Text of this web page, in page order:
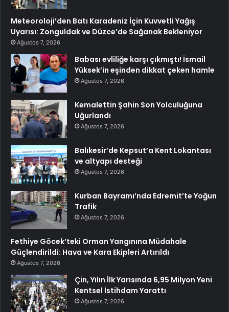
Meteoroloji’den Batı Karadeniz İçin Kuvvetli Yağış
Uyarısı: Zonguldak ve Düzce’de Sağanak Bekleniyor
Ağustos 7, 2026
Babası evliliğe karşı çıkmıştı! İsmail
Yüksek’in eşinden dikkat çeken hamle
Ağustos 7, 2026
Kemalettin Şahin Son Yolculuğuna
Uğurlandı
Ağustos 7, 2026
Balıkesir’de Kepsut’a Kent Lokantası
ve altyapı desteği
Ağustos 7, 2026
Kurban Bayramı’nda Edremit’te Yoğun
Trafik
Ağustos 7, 2026
Fethiye Göcek’teki Orman Yangınına Müdahale
Güçlendirildi: Hava ve Kara Ekipleri Artırıldı
Ağustos 7, 2026
Çin, Yılın İlk Yarısında 6,95 Milyon Yeni
Kentsel İstihdam Yarattı
Ağustos 7, 2026